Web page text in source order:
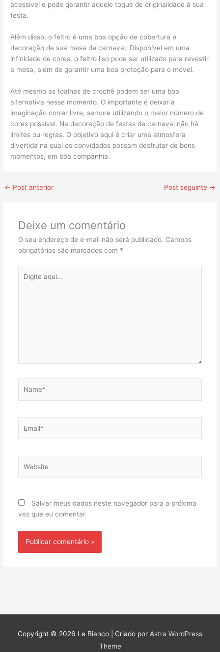
acessível e pode garantir aquele toque de originalidade à sua
festa.
Além disso, o feltro é uma boa opção de cobertura e
decoração de sua mesa de carnaval. Disponível em uma
infinidade de cores, o feltro liso pode ser utilizado para revestir
a mesa, além de garantir uma boa proteção para o móvel.
Até mesmo as toalhas de crochê podem ser uma boa
alternativa nesse momento. O importante é deixar a
imaginação correr livre, sempre utilizando o maior número de
cores possível. Na decoração de festas de carnaval não há
limites ou regras. O objetivo aqui é criar uma atmosfera
divertida na qual os convidados possam desfrutar de bons
momentos, em boa companhia.
← Post anterior Post seguinte →
Deixe um comentário
O seu endereço de e-mail não será publicado. Campos
obrigatórios são marcados com *
aqui...
Salvar meus dados neste navegador para a próxima
vez que eu comentar.
Copyright © 2026 Le Bianco | Criado por Astra WordPress
Theme